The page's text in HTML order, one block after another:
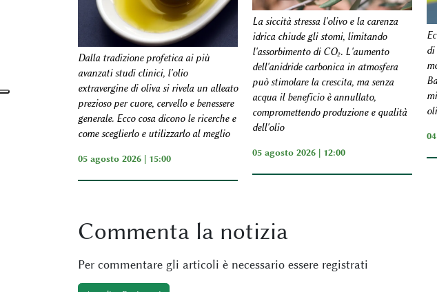
Dalla tradizione profetica ai più
avanzati studi clinici, l'olio
extravergine di oliva si rivela un alleato
prezioso per cuore, cervello e benessere
generale. Ecco cosa dicono le ricerche e
come sceglierlo e utilizzarlo al meglio
05 agosto 2026 | 15:00
La siccità stressa l'olivo e la carenza
idrica chiude gli stomi, limitando
l'assorbimento di CO₂. L'aumento
dell'anidride carbonica in atmosfera
può stimolare la crescita, ma senza
acqua il beneficio è annullato,
compromettendo produzione e qualità
dell'olio
05 agosto 2026 | 12:00
di
Commenta la notizia
Per commentare gli articoli è necessario essere registrati